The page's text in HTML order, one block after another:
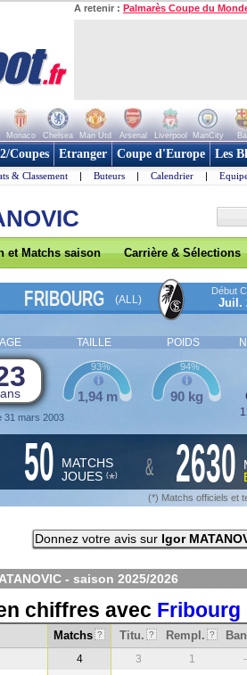
A retenir : Palmarès Coupe du
Monaco Chelsea Man Utd Arsenal Liverpool ManCity
Coupes Etranger Coupe d'Europe Les
& Classement | Buteurs | Calendrier |
et Matchs saison Carrière & Sélections
FRIBOURG (ALL)
Début
Juil.
AGE TAILLE POIDS
ans
31 mars 2003
1,94 m
93%
90 kg
94%
50 MATCHS
JOUES (*) & 2630
(*) Matchs officiels et
Donnez votre avis sur Igor
- saison 2025/2026
chiffres avec Fribourg
Matchs ? Titu. ? Rempl. ?
4 3 1
-